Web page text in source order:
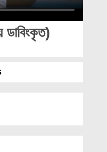
ডাবিংকৃত)